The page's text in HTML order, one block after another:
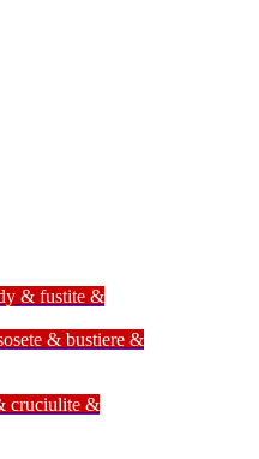
& fustite &
& bustiere &
cruciulite &